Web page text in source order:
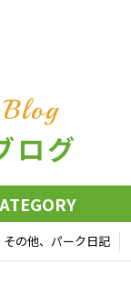
Blog
ログ
その他、パーク日記